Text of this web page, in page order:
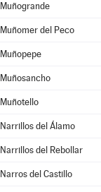
Muñogrande
Muñomer del Peco
Muñopepe
Muñosancho
Muñotello
Narrillos del Álamo
Narrillos del Rebollar
Narros del Castillo